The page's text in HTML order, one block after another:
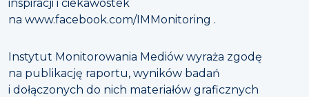
inspiracji i ciekawostek
na www.facebook.com/IMMonitoring .
Instytut Monitorowania Mediów wyraża zgodę
na publikację raportu, wyników badań
i dołączonych do nich materiałów graficznych